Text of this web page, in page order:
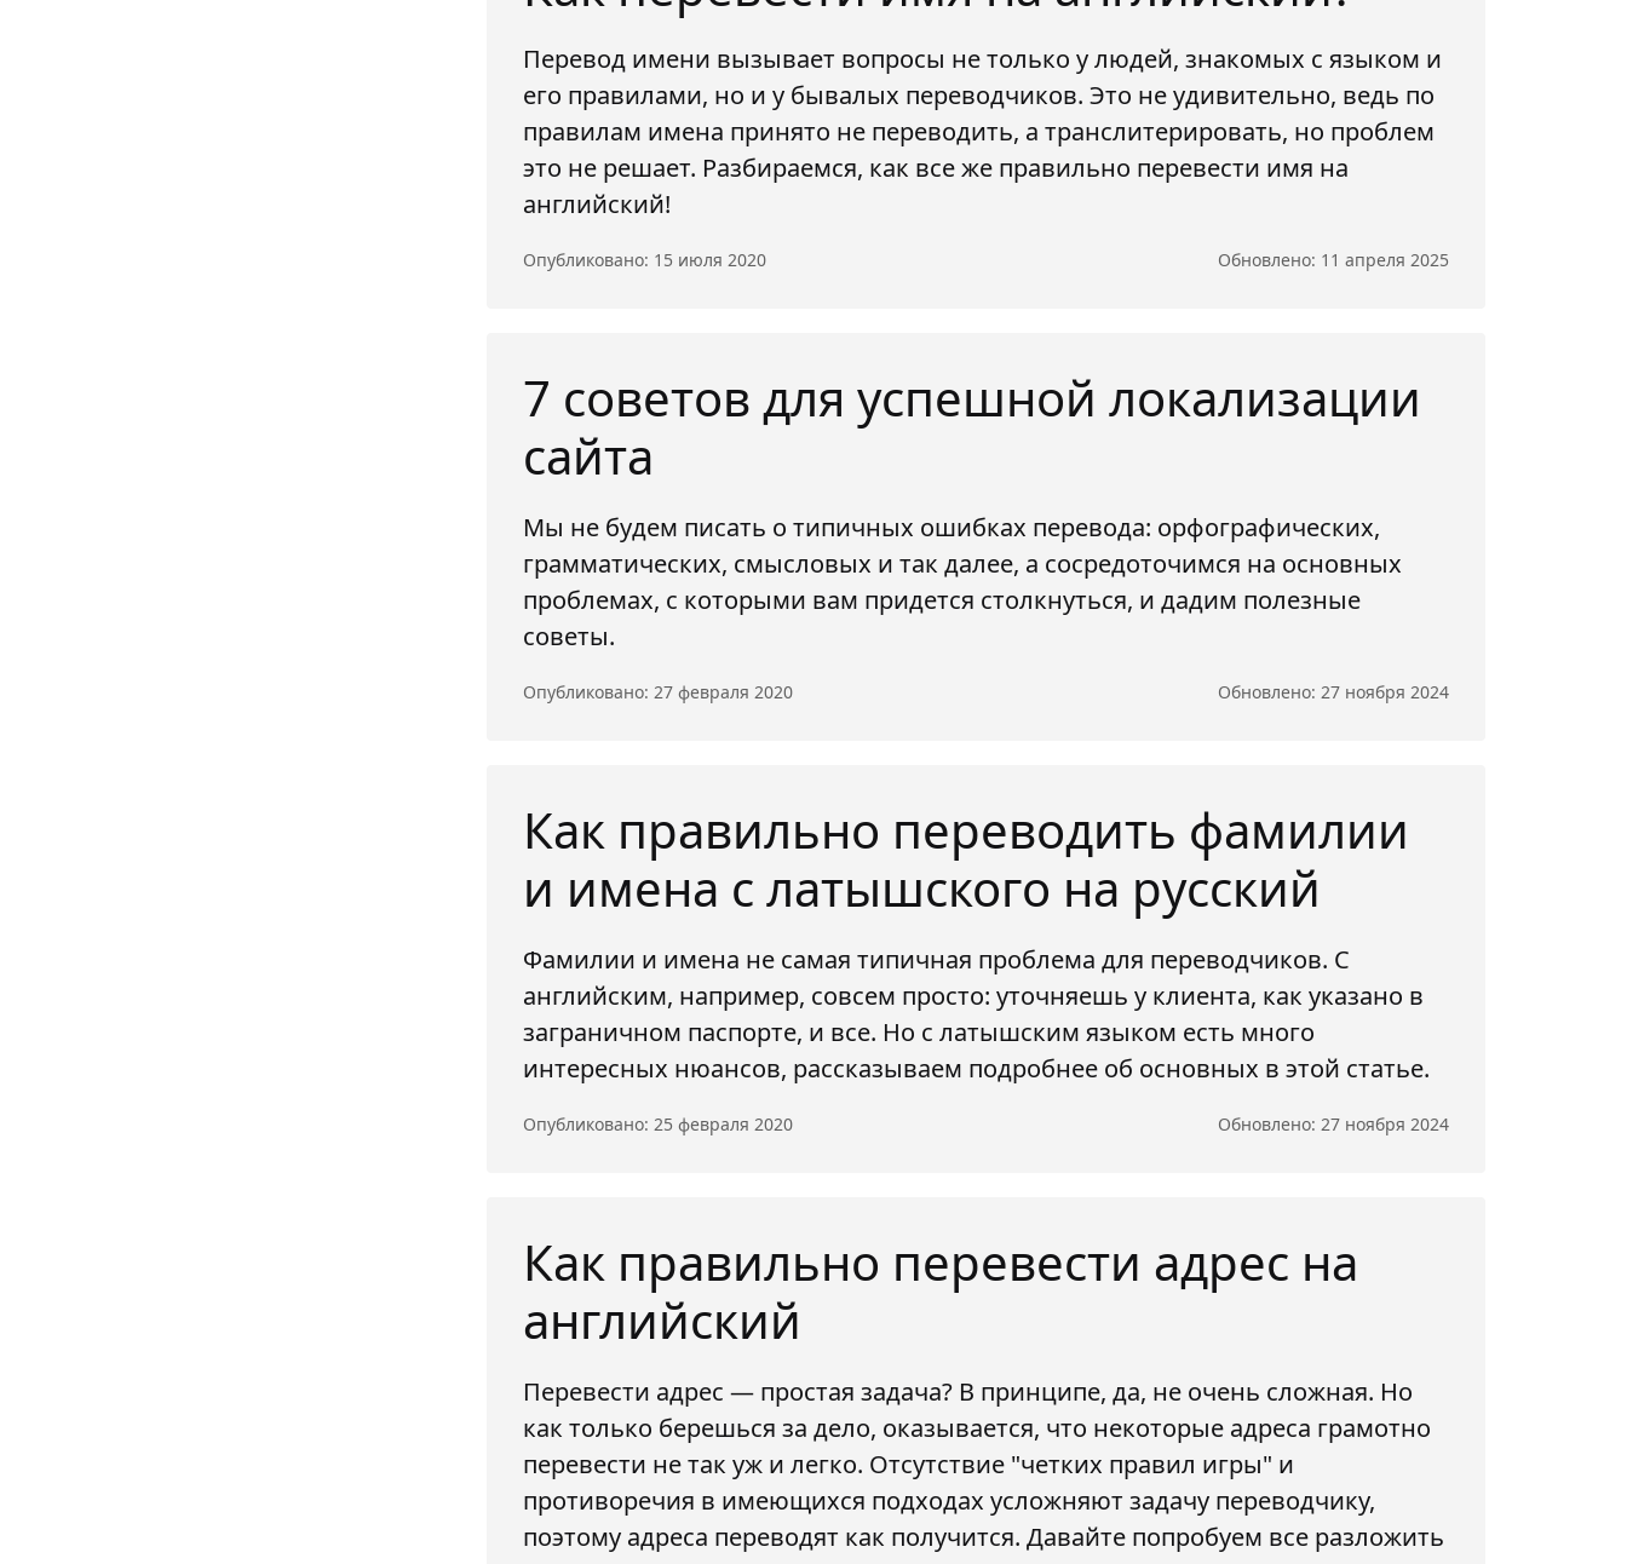
Перевод имени вызывает вопросы не только у людей, знакомых с языком и
его правилами, но и у бывалых переводчиков. Это не удивительно, ведь по
правилам имена принято не переводить, а транслитерировать, но проблем
это не решает. Разбираемся, как все же правильно перевести имя на
английский!
Опубликовано: 15 июля 2020 Обновлено: 11 апреля 2025
7 советов для успешной локализации
сайта
Мы не будем писать о типичных ошибках перевода: орфографических,
грамматических, смысловых и так далее, а сосредоточимся на основных
проблемах, с которыми вам придется столкнуться, и дадим полезные
советы.
Опубликовано: 27 февраля 2020 Обновлено: 27 ноября 2024
Как правильно переводить фамилии
и имена с латышского на русский
Фамилии и имена не самая типичная проблема для переводчиков. С
английским, например, совсем просто: уточняешь у клиента, как указано в
заграничном паспорте, и все. Но с латышским языком есть много
интересных нюансов, рассказываем подробнее об основных в этой статье.
Опубликовано: 25 февраля 2020 Обновлено: 27 ноября 2024
Как правильно перевести адрес на
английский
Перевести адрес — простая задача? В принципе, да, не очень сложная. Но
как только берешься за дело, оказывается, что некоторые адреса грамотно
перевести не так уж и легко. Отсутствие "четких правил игры" и
противоречия в имеющихся подходах усложняют задачу переводчику,
поэтому адреса переводят как получится. Давайте попробуем все разложить